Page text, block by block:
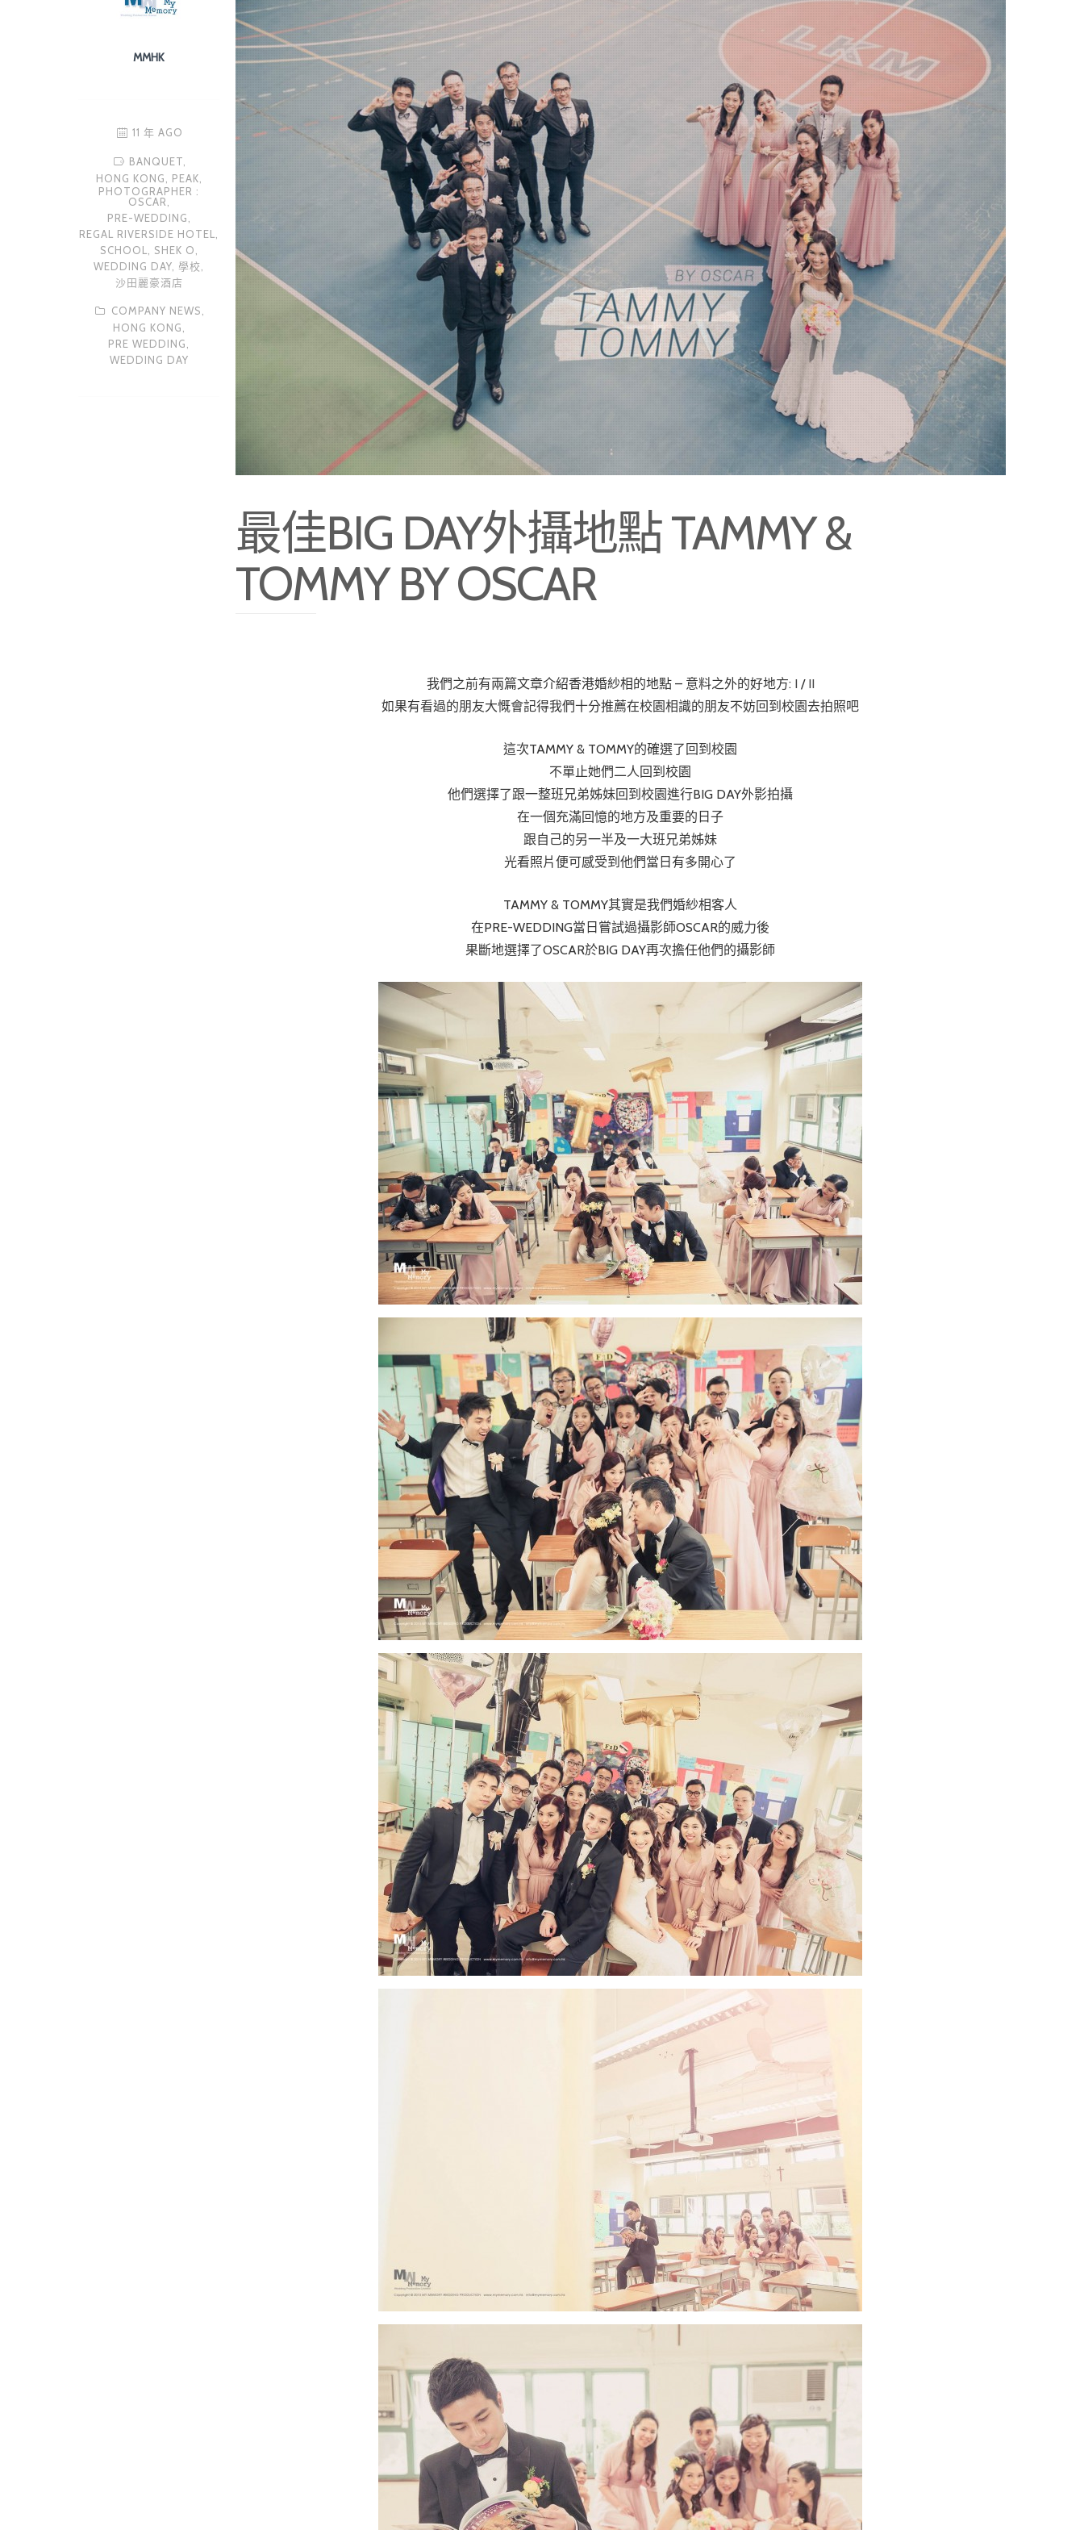
MMHK
11 年 AGO
BANQUET,
HONG KONG,
PEAK,
PHOTOGRAPHER :
OSCAR,
PRE-WEDDING,
REGAL RIVERSIDE HOTEL,
SCHOOL,
SHEK O,
WEDDING DAY, 學校,
沙田麗豪酒店
COMPANY NEWS,
HONG KONG,
PRE WEDDING,
WEDDING DAY
最佳BIG DAY外攝地點 TAMMY &
TOMMY BY OSCAR
我們之前有兩篇文章介紹香港婚紗相的地點 – 意料之外的好地方: I/ II
如果有看過的朋友大慨會記得我們十分推薦在校園相識的朋友不妨回到校園去拍照吧
這次TAMMY & TOMMY的確選了回到校園
不單止她們二人回到校園
他們選擇了跟一整班兄弟姊妹回到校園進行BIG DAY外影拍攝
在一個充滿回憶的地方及重要的日子
跟自己的另一半及一大班兄弟姊妹
光看照片便可感受到他們當日有多開心了
TAMMY & TOMMY其實是我們婚紗相客人
在PRE-WEDDING當日嘗試過攝影師OSCAR的威力後
果斷地選擇了OSCAR於BIG DAY再次擔任他們的攝影師